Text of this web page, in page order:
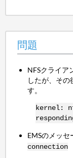
問題
NFSクライア
したが、そ
す。
kernel:
EMSのメッセ
connection